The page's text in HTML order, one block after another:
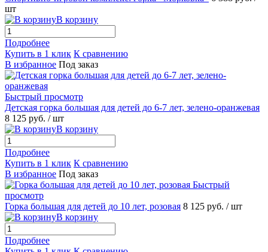
шт
В корзину
Подробнее
Купить в 1 клик К сравнению
В избранное Под заказ
Быстрый просмотр
Детская горка большая для детей до 6-7 лет, зелено-оранжевая
8 125 руб. / шт
В корзину
Подробнее
Купить в 1 клик К сравнению
В избранное Под заказ
Быстрый
просмотр
Горка большая для детей до 10 лет, розовая 8 125 руб. / шт
В корзину
Подробнее